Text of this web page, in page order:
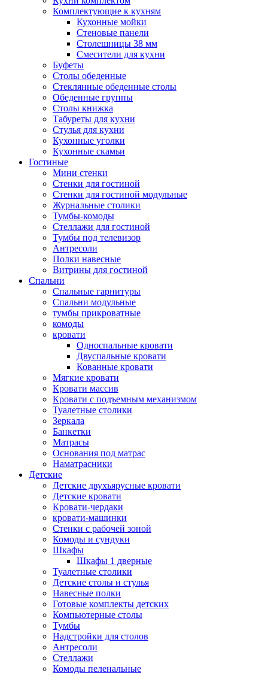
Комплектующие к кухням
Кухонные мойки
Стеновые панели
Столешницы 38 мм
Смесители для кухни
Буфеты
Столы обеденные
Стеклянные обеденные столы
Обеденные группы
Столы книжка
Табуреты для кухни
Стулья для кухни
Кухонные уголки
Кухонные скамьи
Гостиные
Мини стенки
Стенки для гостиной
Стенки для гостиной модульные
Журнальные столики
Тумбы-комоды
Стеллажи для гостиной
Тумбы под телевизор
Антресоли
Полки навесные
Витрины для гостиной
Спальни
Спальные гарнитуры
Спальни модульные
тумбы прикроватные
комоды
кровати
Односпальные кровати
Двуспальные кровати
Кованные кровати
Мягкие кровати
Кровати массив
Кровати с подъемным механизмом
Туалетные столики
Зеркала
Банкетки
Матрасы
Основания под матрас
Наматрасники
Детские
Детские двухъярусные кровати
Детские кровати
Кровати-чердаки
кровати-машинки
Стенки с рабочей зоной
Комоды и сундуки
Шкафы
Шкафы 1 дверные
Туалетные столики
Детские столы и стулья
Навесные полки
Готовые комплекты детских
Компьютерные столы
Тумбы
Надстройки для столов
Антресоли
Стеллажи
Комоды пеленальные